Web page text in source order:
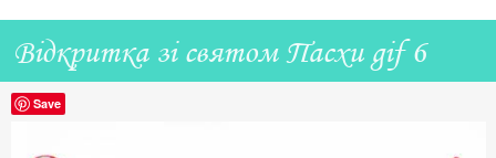
Відкритка зі святом Пасхи gif 6
Save